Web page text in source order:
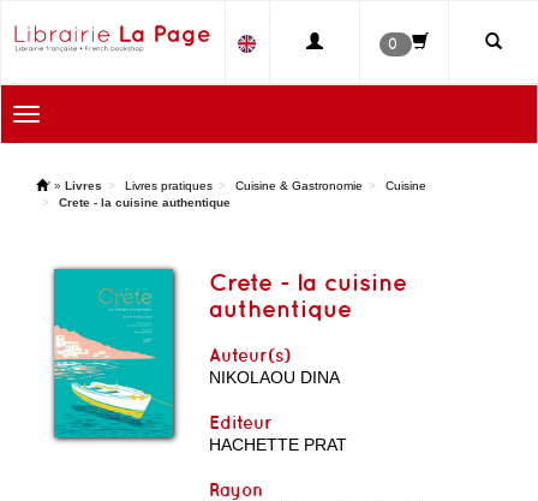
0
Toggle
navigation
' » Livres Livres pratiques Cuisine & Gastronomie
Cuisine
Crete - la cuisine authentique
Crete - la cuisine
authentique
Auteur(s)
NIKOLAOU DINA
Editeur
HACHETTE PRAT
Rayon